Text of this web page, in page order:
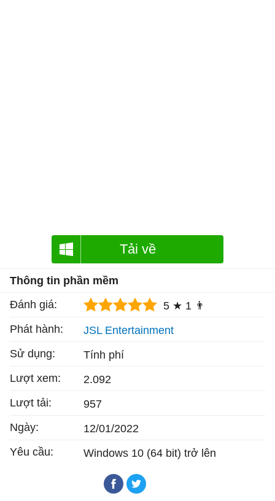
Tải về
Thông tin phần mềm
Đánh giá:
5 ★ 1 👨
Phát hành:
JSL Entertainment
Sử dụng:
Tính phí
Lượt xem:
2.092
Lượt tải:
957
Ngày:
12/01/2022
Yêu cầu:
Windows 10 (64 bit) trở lên